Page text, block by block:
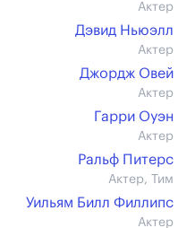
Актер
Дэвид Ньюэлл
Актер
Джордж Овей
Актер
Гарри Оуэн
Актер
Ральф Питерс
Актер, Тим
Уильям Билл Филлипс
Актер